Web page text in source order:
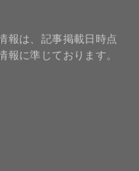
報は、記事掲載日時点
報に準じております。